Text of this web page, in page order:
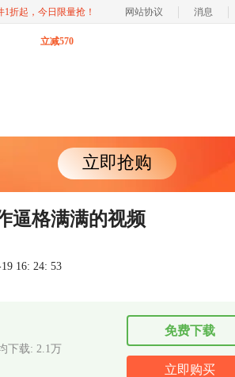
折起，今日限量抢！ 网站协议 消息
立减570
立即抢购
逼格满满的视频
16: 24: 53
下载: 2.1万
免费下载
立即购买